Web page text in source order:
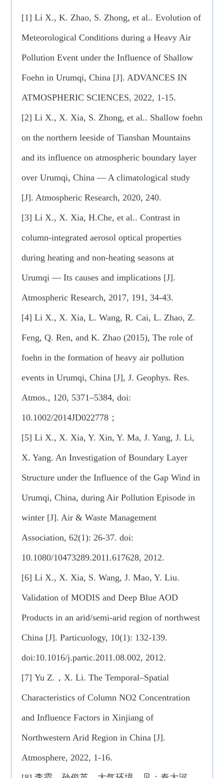
[1] Li X., K. Zhao, S. Zhong, et al.. Evolution of
Meteorological Conditions during a Heavy Air
Pollution Event under the Influence of Shallow
Foehn in Urumqi, China [J]. ADVANCES IN
ATMOSPHERIC SCIENCES, 2022, 1-15.
[2] Li X., X. Xia, S. Zhong, et al.. Shallow foehn
on the northern leeside of Tianshan Mountains
and its influence on atmospheric boundary layer
over Urumqi, China — A climatological study
[J]. Atmospheric Research, 2020, 240.
[3] Li X., X. Xia, H.Che, et al.. Contrast in
column-integrated aerosol optical properties
during heating and non-heating seasons at
Urumqi — Its causes and implications [J].
Atmospheric Research, 2017, 191, 34-43.
[4] Li X., X. Xia, L. Wang, R. Cai, L. Zhao, Z.
Feng, Q. Ren, and K. Zhao (2015), The role of
foehn in the formation of heavy air pollution
events in Urumqi, China [J], J. Geophys. Res.
Atmos., 120, 5371–5384, doi:
10.1002/2014JD022778；
[5] Li X., X. Xia, Y. Xin, Y. Ma, J. Yang, J. Li,
X. Yang. An Investigation of Boundary Layer
Structure under the Influence of the Gap Wind in
Urumqi, China, during Air Pollution Episode in
winter [J]. Air & Waste Management
Association, 62(1): 26-37. doi:
10.1080/10473289.2011.617628, 2012.
[6] Li X., X. Xia, S. Wang, J. Mao, Y. Liu.
Validation of MODIS and Deep Blue AOD
Products in an arid/semi-arid region of northwest
China [J]. Particuology, 10(1): 132-139.
doi:10.1016/j.partic.2011.08.002, 2012.
[7] Yu Z.，X. Li. The Temporal–Spatial
Characteristics of Column NO2 Concentration
and Influence Factors in Xinjiang of
Northwestern Arid Region in China [J].
Atmosphere, 2022, 1-16.